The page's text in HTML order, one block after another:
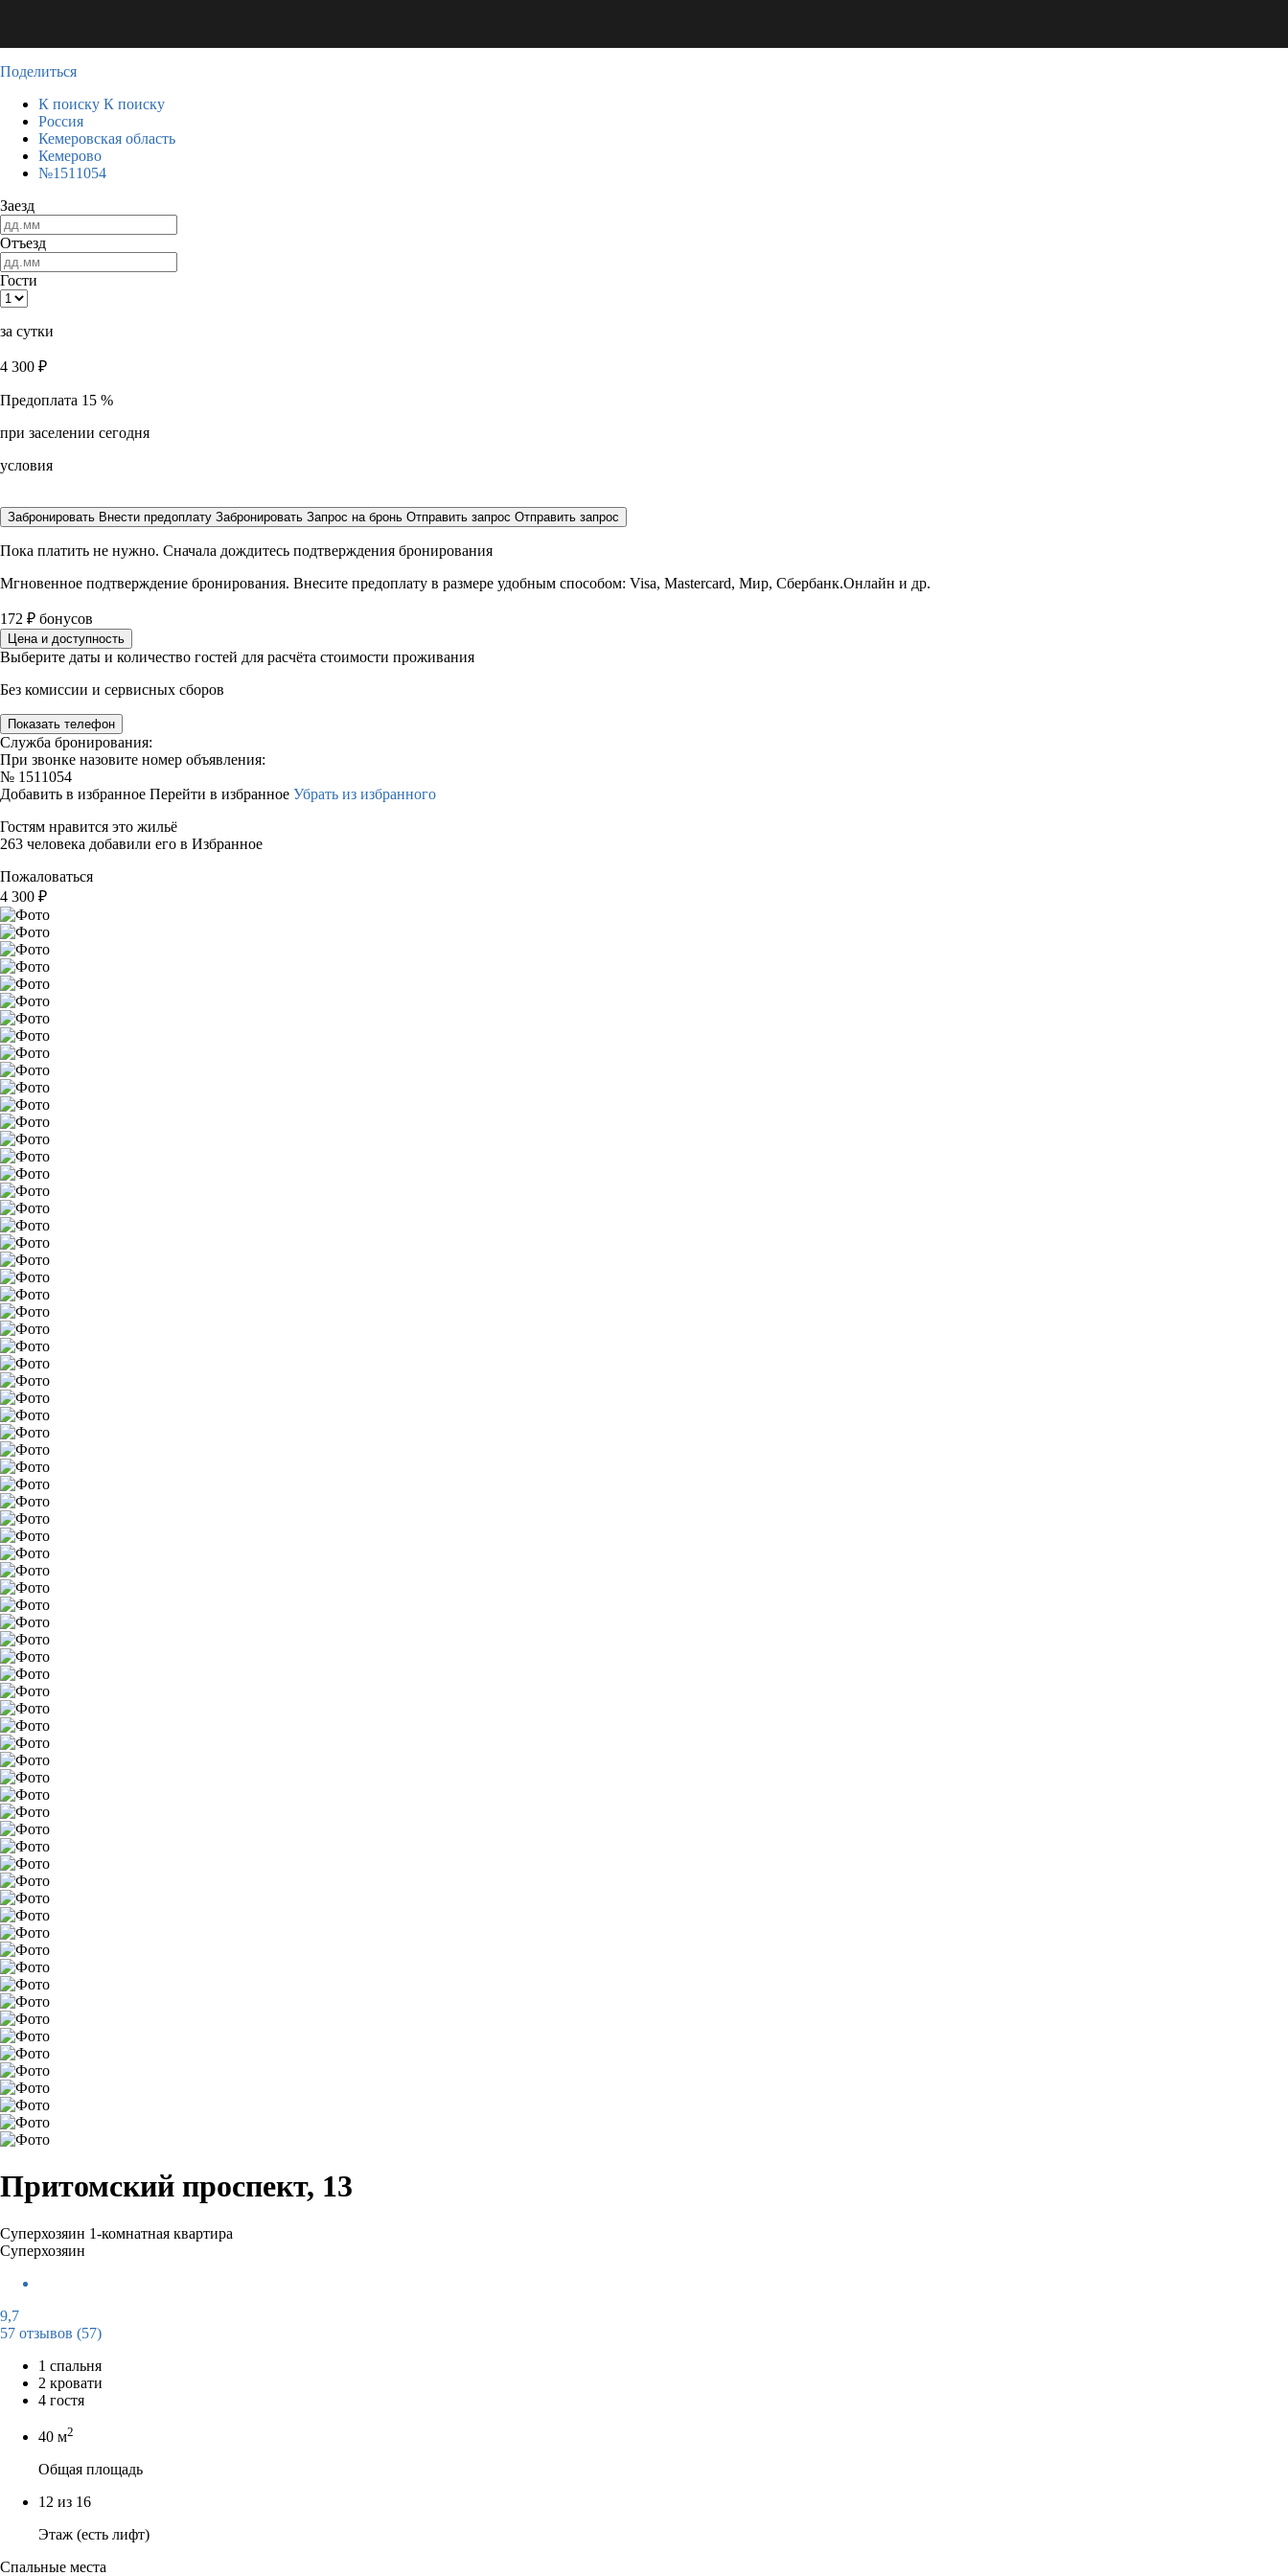
Поделиться
К поиску К поиску
Россия
Кемеровская область
Кемерово
№1511054
Заезд
Отъезд
Гости
за сутки
4 300 ₽
Предоплата 15 %
при заселении сегодня
условия
Забронировать Внести предоплату Забронировать Запрос на бронь Отправить запрос Отправить запрос
Пока платить не нужно. Сначала дождитесь подтверждения бронирования
Мгновенное подтверждение бронирования. Внесите предоплату в размере удобным способом: Visa, Mastercard, Мир, Сбербанк.Онлайн и др.
172 ₽ бонусов
Цена и доступность
Выберите даты и количество гостей для расчёта стоимости проживания
Без комиссии и сервисных сборов
Показать телефон
Служба бронирования:
При звонке назовите номер объявления:
№ 1511054
Добавить в избранное Перейти в избранное Убрать из избранного
Гостям нравится это жильё
263 человека добавили его в Избранное
Пожаловаться
4 300 ₽
Притомский проспект, 13
Суперхозяин 1-комнатная квартира
Суперхозяин
9,7
57 отзывов (57)
1 спальня
2 кровати
4 гостя
40 м2
Общая площадь
12 из 16
Этаж (есть лифт)
Спальные места